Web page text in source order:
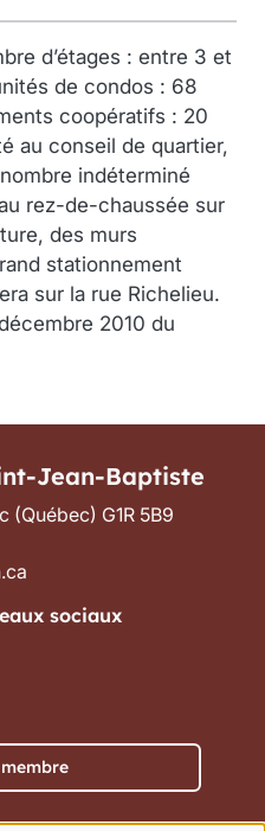
d’étages : entre 3 et
de condos : 68
coopératifs : 20
au conseil de quartier,
indéterminé
rez-de-chaussée sur
des murs
stationnement
sur la rue Richelieu.
2010 du
Jean-Baptiste
(Québec) G1R 5B9
sociaux